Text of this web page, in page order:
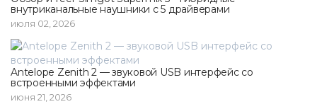
внутриканальные наушники с 5 драйверами
июля 02, 2026
Antelope Zenith 2 — звуковой USB интерфейс со
встроенными эффектами
июня 21, 2026